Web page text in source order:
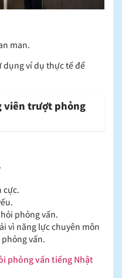
man.
dụng ví dụ thực tế để
viên trượt phỏng
cực.
phỏng vấn.
vì năng lực chuyên môn
vấn.
phỏng vấn tiếng Nhật